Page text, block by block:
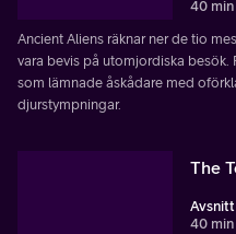
40 min
Ancient Aliens räknar ner de tio
vara bevis på utomjordiska besök.
som lämnade åskådare med
djurstympningar.
The
40 min